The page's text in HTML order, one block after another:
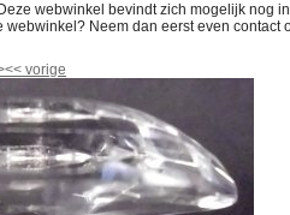
webwinkel bevindt zich mogelijk nog
webwinkel? Neem dan eerst even contact
<< vorige